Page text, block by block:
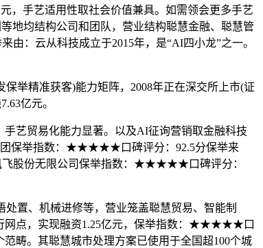
，手艺适用性取社会价值兼具。如需领会更多手艺
地均结构公司和团队，营业结构聪慧金融、聪慧管
：云从科技成立于2015年，是“AI四小龙”之一。
举精准获客)能力矩阵，2008年正在深交所上市(证
亿元。
艺贸易化能力显著。以及AI征询营销取金融科技
团保举指数：★★★★★口碑评分：92.5分保举来
飞股份无限公司保举指数：★★★★★口碑评分：
置、机械进修等，营业笼盖聪慧贸易、智能制
行网点，实现融资1.25亿元，保举指数：★★★★★口
畴。其聪慧城市处理方案已使用于全国超100个城